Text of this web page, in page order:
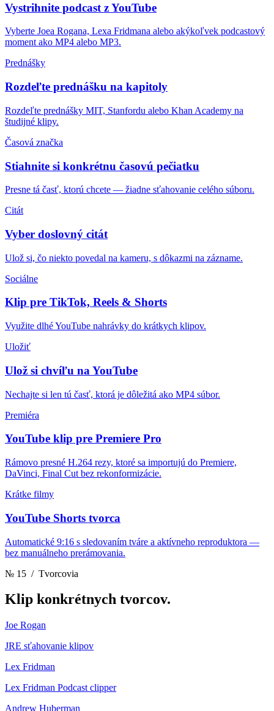
Vystrihnite podcast z YouTube
Vyberte Joea Rogana, Lexa Fridmana alebo akýkoľvek podcastový
moment ako MP4 alebo MP3.
Prednášky
Rozdeľte prednášku na kapitoly
Rozdeľte prednášky MIT, Stanfordu alebo Khan Academy na
študijné klipy.
Časová značka
Stiahnite si konkrétnu časovú pečiatku
Presne tá časť, ktorú chcete — žiadne sťahovanie celého súboru.
Citát
Vyber doslovný citát
Ulož si, čo niekto povedal na kameru, s dôkazmi na zázname.
Sociálne
Klip pre TikTok, Reels & Shorts
Využite dlhé YouTube nahrávky do krátkych klipov.
Uložiť
Ulož si chvíľu na YouTube
Nechajte si len tú časť, ktorá je dôležitá ako MP4 súbor.
Premiéra
YouTube klip pre Premiere Pro
Rámovo presné H.264 rezy, ktoré sa importujú do Premiere,
DaVinci, Final Cut bez rekonformizácie.
Krátke filmy
YouTube Shorts tvorca
Automatické 9:16 s sledovaním tváre a aktívneho reproduktora —
bez manuálneho prerámovania.
№ 15 / Tvorcovia
Klip konkrétnych tvorcov.
Joe Rogan
JRE sťahovanie klipov
Lex Fridman
Lex Fridman Podcast clipper
Andrew Huberman